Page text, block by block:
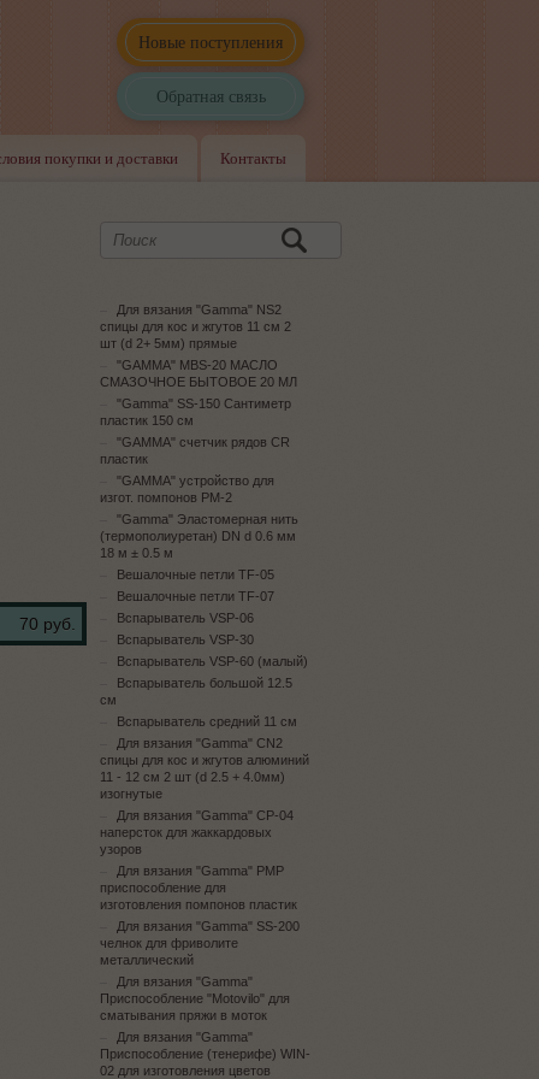
Новые поступления
Обратная связь
покупки и доставки Контакты
70 руб.
Для вязания "Gamma" NS2
спицы для кос и жгутов 11 см 2
шт (d 2+ 5мм) прямые
"GAMMA" MBS-20 МАСЛО
СМАЗОЧНОЕ БЫТОВОЕ 20 МЛ
"Gamma" SS-150 Сантиметр
пластик 150 см
"GAMMA" счетчик рядов CR
пластик
"GAMMA" устройство для
изгот. помпонов PM-2
"Gamma" Эластомерная нить
(термополиуретан) DN d 0.6 мм
18 м ± 0.5 м
Вешалочные петли TF-05
Вешалочные петли TF-07
Вспарыватель VSP-06
Вспарыватель VSP-30
Вспарыватель VSP-60 (малый)
Вспарыватель большой 12.5
см
Вспарыватель средний 11 см
Для вязания "Gamma" CN2
спицы для кос и жгутов алюминий
11 - 12 см 2 шт (d 2.5 + 4.0мм)
изогнутые
Для вязания "Gamma" CP-04
наперсток для жаккардовых
узоров
Для вязания "Gamma" PMP
приспособление для
изготовления помпонов пластик
Для вязания "Gamma" SS-200
челнок для фриволите
металлический
Для вязания "Gamma"
Приспособление "Motovilo" для
сматывания пряжи в моток
Для вязания "Gamma"
Приспособление (тенерифе) WIN-
02 для изготовления цветов